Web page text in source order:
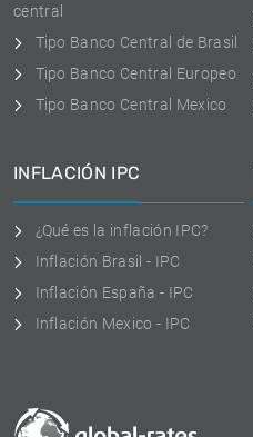
central
Tipo Banco Central de Brasil
Tipo Banco Central Europeo
Tipo Banco Central Mexico
INFLACIÓN IPC
¿Qué es la inflación IPC?
Inflación Brasil - IPC
Inflación España - IPC
Inflación Mexico - IPC